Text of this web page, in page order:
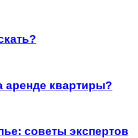
аренде квартиры?
советы экспертов